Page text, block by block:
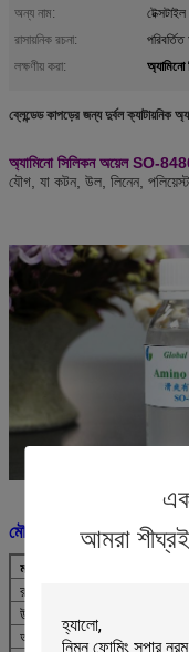
আমরা
অন্য নাম:
রাসায়নিক রচনা:
লক্ষণীয় করা:
ব্লেন্ডেড কাপড়ের জন্য দুর্বল
অ্যামিনো সিলিকন অয়েল SO-
যৌগ, যা কটন, উল, লিনেন,
মৌলিক তথ্য:
মডেলের নাম
রাসায়নিক গঠন
উপস্থিতি
আয়নধর্মিতা
দুর্বল